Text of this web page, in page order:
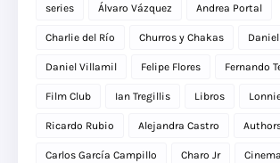
series Álvaro Vázquez Andrea Portal
Charlie del Río Churros y Chakas
Daniel Villamil Felipe Flores Fernando
Film Club Ian Tregillis Libros
Ricardo Rubio Alejandra Castro
Carlos García Campillo Charo Jr